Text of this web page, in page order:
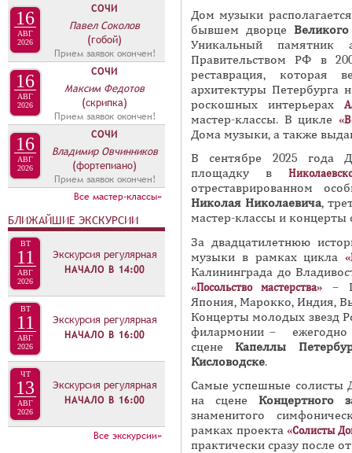
Д
П
Л
И
к
л
а
д
к
а
)
Дом музыки
бывшем дворце
Уникальный памятник
Правительством РФ в
реставрация, которая
архитектуры Петербурга
роскошных интерьерах
мастер-классы. В цикле
Дома музыки, а также
В сентябре 2025 года
площадку в
отреставрированном
Николая Николаевича,
мастер-классы и концерты
За двадцатилетнюю
музыки в рамках цикла
Калининграда до
«Посольство мастерства» –
Япония, Марокко, Индия,
Концерты молодых звезд
филармонии – ежегодно
сцене Капеллы
Кисловодске.
Самые успешные солисты
на сцене Концертного
знаменитого
рамках проекта «Солисты
практически сразу после
16
АВГ
2026
СОЧИ
Павел Соколов
(гобой)
Прием заявок окончен!
16
АВГ
2026
СОЧИ
Максим Федотов
(скрипка)
Прием заявок окончен!
16
АВГ
2026
СОЧИ
Владимир Овчинников
(фортепиано)
Прием заявок окончен!
Все мастер-классы»
БЛИЖАЙШИЕ ЭКСКУРСИИ
ВТ
11
АВГ
2026
Экскурсия регулярная
НАЧАЛО В 14:00
ВТ
11
АВГ
2026
Экскурсия регулярная
НАЧАЛО В 16:00
ЧТ
13
АВГ
2026
Экскурсия регулярная
НАЧАЛО В 16:00
Все экскурсии»